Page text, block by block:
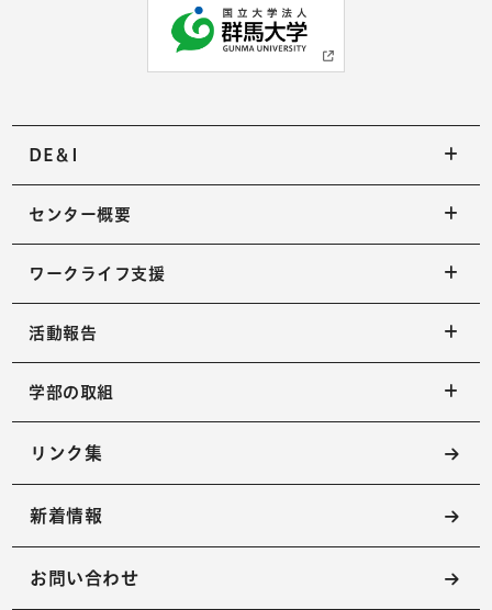
DE＆I
センター概要
ワークライフ支援
活動報告
学部の取組
リンク集
新着情報
お問い合わせ